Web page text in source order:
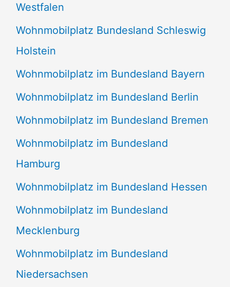
Westfalen
Wohnmobilplatz Bundesland Schleswig
Holstein
Wohnmobilplatz im Bundesland Bayern
Wohnmobilplatz im Bundesland Berlin
Wohnmobilplatz im Bundesland Bremen
Wohnmobilplatz im Bundesland
Hamburg
Wohnmobilplatz im Bundesland Hessen
Wohnmobilplatz im Bundesland
Mecklenburg
Wohnmobilplatz im Bundesland
Niedersachsen